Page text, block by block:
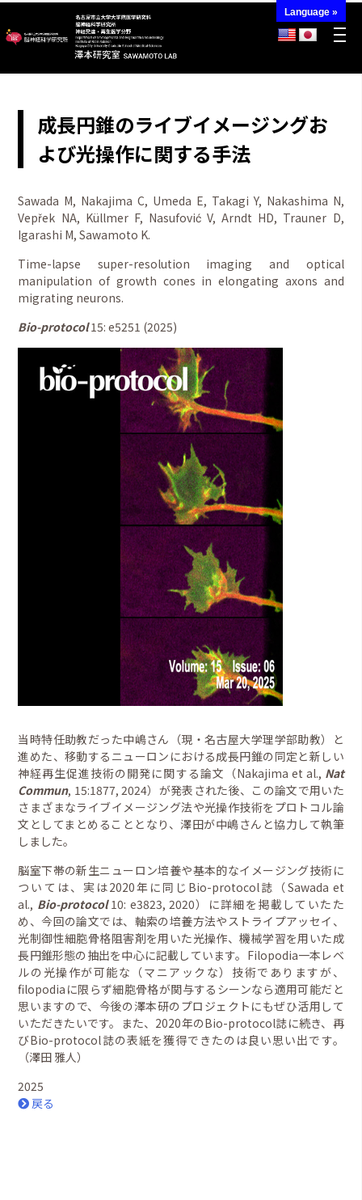
成長円錐のライブイメージングお
よび光操作に関する手法
Sawada M, Nakajima C, Umeda E, Takagi Y, Nakashima N,
Vepřek NA, Küllmer F, Nasufović V, Arndt HD, Trauner D,
Igarashi M, Sawamoto K.
Time-lapse super-resolution imaging and optical
manipulation of growth cones in elongating axons and
migrating neurons.
Bio-protocol15: e5251 (2025)
当時特任助教だった中嶋さん（現・名古屋大学理学部助教）と
進めた、移動するニューロンにおける成長円錐の同定と新しい
神経再生促進技術の開発に関する論文（Nakajima et al., Nat
Commun, 15:1877, 2024）が発表された後、この論文で用いた
さまざまなライブイメージング法や光操作技術をプロトコル論
文としてまとめることとなり、澤田が中嶋さんと協力して執筆
しました。
脳室下帯の新生ニューロン培養や基本的なイメージング技術に
ついては、実は2020年に同じBio-protocol誌（Sawada et
al., Bio-protocol10: e3823, 2020）に詳細を掲載していたた
め、今回の論文では、軸索の培養方法やストライプアッセイ、
光制御性細胞骨格阻害剤を用いた光操作、機械学習を用いた成
長円錐形態の抽出を中心に記載しています。Filopodia一本レベ
ルの光操作が可能な（マニアックな）技術でありますが、
filopodiaに限らず細胞骨格が関与するシーンなら適用可能だと
思いますので、今後の澤本研のプロジェクトにもぜひ活用して
いただきたいです。また、2020年のBio-protocol誌に続き、再
びBio-protocol誌の表紙を獲得できたのは良い思い出です。
（澤田 雅人）
2025
戻る
Language »